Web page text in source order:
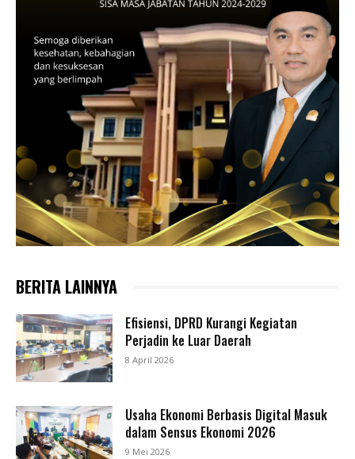
BERITA LAINNYA
Efisiensi, DPRD Kurangi Kegiatan
Perjadin ke Luar Daerah
8 April 2026
Usaha Ekonomi Berbasis Digital Masuk
dalam Sensus Ekonomi 2026
9 Mei 2026